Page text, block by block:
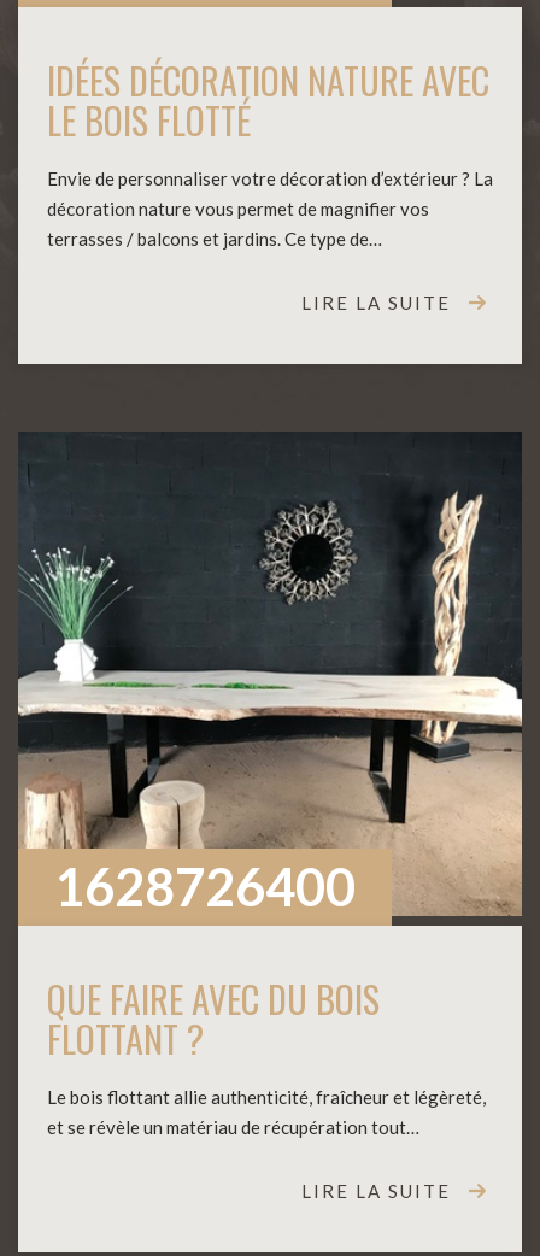
IDÉES DÉCORATION NATURE AVEC
LE BOIS FLOTTÉ
Envie de personnaliser votre décoration d’extérieur ? La
décoration nature vous permet de magnifier vos
terrasses / balcons et jardins. Ce type de…
LIRE LA SUITE
1628726400
QUE FAIRE AVEC DU BOIS
FLOTTANT ?
Le bois flottant allie authenticité, fraîcheur et légèreté,
et se révèle un matériau de récupération tout…
LIRE LA SUITE